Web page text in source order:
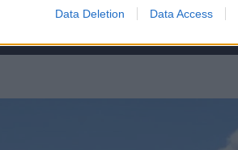
Data Deletion Data Access